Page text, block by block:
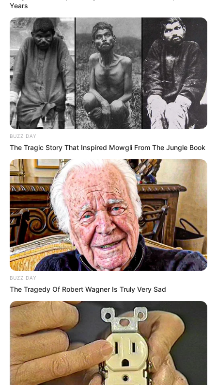
Years
BUZZ DAY
The Tragic Story That Inspired Mowgli From The Jungle Book
BUZZ DAY
The Tragedy Of Robert Wagner Is Truly Very Sad